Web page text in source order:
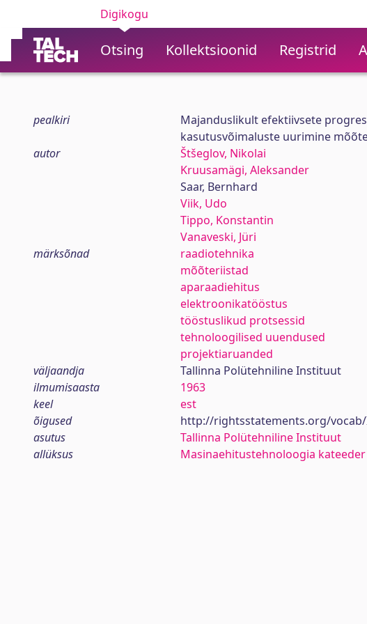
Digikogu
Otsing Kollektsioonid Registrid
pealkiri
Majanduslikult efektiivsete
kasutusvõimaluste uurimine
autor
Štšeglov, Nikolai
Kruusamägi, Aleksander
Saar, Bernhard
Viik, Udo
Tippo, Konstantin
Vanaveski, Jüri
märksõnad
raadiotehnika
mõõteriistad
aparaadiehitus
elektroonikatööstus
tööstuslikud protsessid
tehnoloogilised uuendused
projektiaruanded
väljaandja
Tallinna Polütehniline Instituut
ilmumisaasta
1963
keel
est
õigused
http://rightsstatements.org/vocab/
asutus
Tallinna Polütehniline Instituut
allüksus
Masinaehitustehnoloogia kateeder